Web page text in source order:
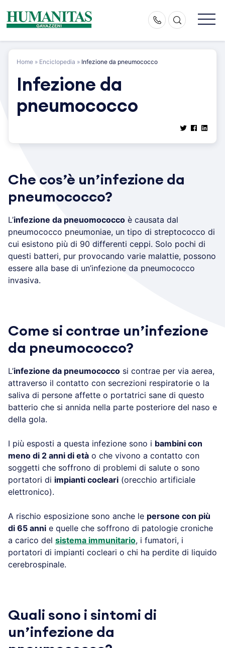
content
Home » Enciclopedia » Infezione da pneumococco
Infezione da
pneumococco
Che cos’è un’infezione da
pneumococco?
L’infezione da pneuomococco è causata dal
pneumococco pneumoniae, un tipo di streptococco di
cui esistono più di 90 differenti ceppi. Solo pochi di
questi batteri, pur provocando varie malattie, possono
essere alla base di un’infezione da pneumococco
invasiva.
Come si contrae un’infezione
da pneumococco?
L’infezione da pneumococco si contrae per via aerea,
attraverso il contatto con secrezioni respiratorie o la
saliva di persone affette o portatrici sane di questo
batterio che si annida nella parte posteriore del naso e
della gola.
I più esposti a questa infezione sono i bambini con
meno di 2 anni di età o che vivono a contatto con
soggetti che soffrono di problemi di salute o sono
portatori di impianti cocleari (orecchio artificiale
elettronico).
A rischio esposizione sono anche le persone con più
di 65 anni e quelle che soffrono di patologie croniche
a carico del sistema immunitario, i fumatori, i
portatori di impianti cocleari o chi ha perdite di liquido
cerebrospinale.
Quali sono i sintomi di
un’infezione da